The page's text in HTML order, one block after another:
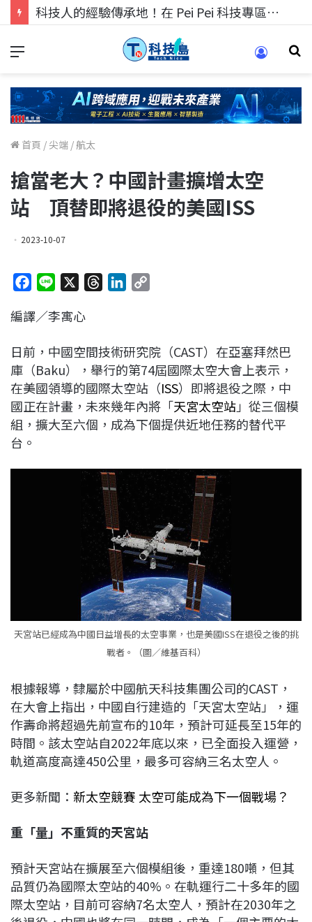
科技人的經驗傳承地！在 Pei Pei 科技專區，與學弟妹交流最硬核的技術
首頁 /尖端 /航太
搶當老大？中國計畫擴增太空
站 頂替即將退役的美國ISS
2023-10-07
c
b
o
o
k
n
a
d
s
e
d
I
n
L
i
k
編譯／李寓心
日前，中國空間技術研究院（CAST）在亞塞拜然巴
庫（Baku），舉行的第74屆國際太空大會上表示，
在美國領導的國際太空站（ISS）即將退役之際，中
國正在計畫，未來幾年內將「天宮太空站」從三個模
組，擴大至六個，成為下個提供近地任務的替代平
台。
天宮站已經成為中國日益增長的太空事業，也是美國ISS在退役之後的挑
戰者。（圖／維基百科）
根據報導，隸屬於中國航天科技集團公司的CAST，
在大會上指出，中國自行建造的「天宮太空站」，運
作壽命將超過先前宣布的10年，預計可延長至15年的
時間。該太空站自2022年底以來，已全面投入運營，
軌道高度高達450公里，最多可容納三名太空人。
更多新聞： 新太空競賽 太空可能成為下一個戰場？
重「量」不重質的天宮站
預計天宮站在擴展至六個模組後，重達180噸，但其
品質仍為國際太空站的40%。在軌運行二十多年的國
際太空站，目前可容納7名太空人，預計在2030年之